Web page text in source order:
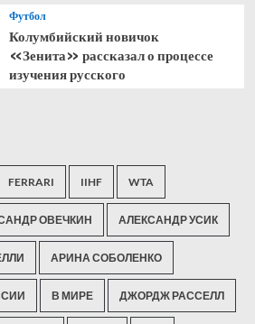
Футбол
Колумбийский новичок
«Зенита» рассказал о процессе
изучения русского
FERRARI IIHF WTA
ОВЕЧКИН АЛЕКСАНДР УСИК
АРИНА СОБОЛЕНКО
В МИРЕ ДЖОРДЖ РАССЕЛЛ